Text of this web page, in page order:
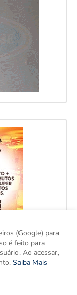
(Google) para
é feito para
Ao acessar,
Saiba Mais